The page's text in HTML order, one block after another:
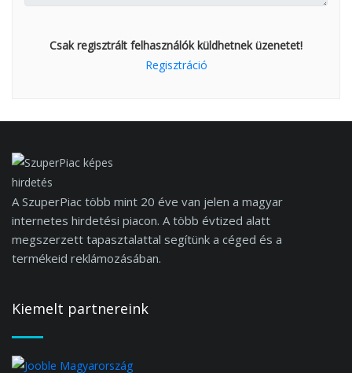
Csak regisztrált felhasználók küldhetnek üzenetet!
Regisztráció
A SzuperPiac több mint 20 éve van jelen a magyar
internetes hirdetési piacon. A több évtized alatt
megszerzett tapasztalattal segítünk a céged és a
termékeid reklámozásában.
Kiemelt partnereink